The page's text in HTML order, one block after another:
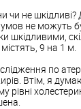
чи не
не можуть
шкідливими,
9 на 1 м.
по
Втім, я
рівні